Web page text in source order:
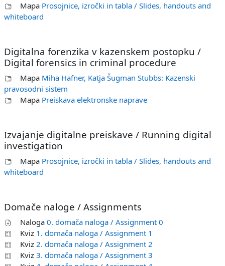
Mapa Prosojnice, izročki in tabla / Slides, handouts and
whiteboard
Digitalna forenzika v kazenskem postopku /
Digital forensics in criminal procedure
Mapa Miha Hafner, Katja Šugman Stubbs: Kazenski
pravosodni sistem
Mapa Preiskava elektronske naprave
Izvajanje digitalne preiskave / Running digital
investigation
Mapa Prosojnice, izročki in tabla / Slides, handouts and
whiteboard
Domače naloge / Assignments
Naloga 0. domača naloga / Assignment 0
Kviz 1. domača naloga / Assignment 1
Kviz 2. domača naloga / Assignment 2
Kviz 3. domača naloga / Assignment 3